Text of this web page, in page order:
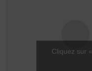
Cliquez sur